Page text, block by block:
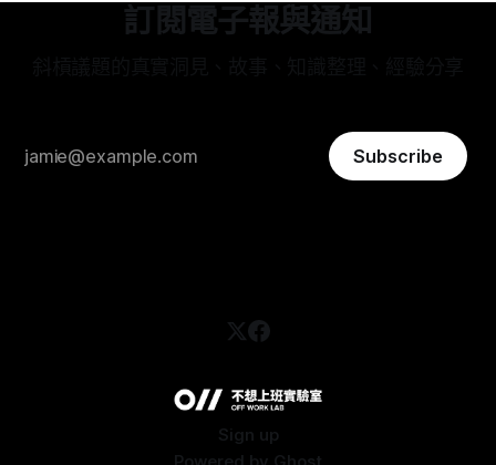
訂閱電子報與通知
Subscribe
Sign up